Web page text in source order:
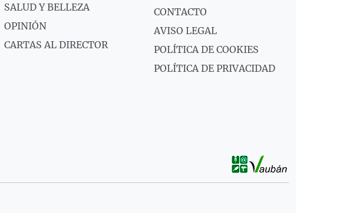
SALUD Y BELLEZA
OPINIÓN
CARTAS AL DIRECTOR
CONTACTO
AVISO LEGAL
POLÍTICA DE COOKIES
POLÍTICA DE PRIVACIDAD